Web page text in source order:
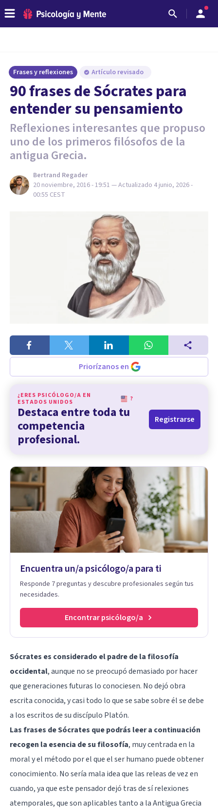
Frases y reflexiones Artículo revisado
90 frases de Sócrates para
entender su pensamiento
Reflexiones interesantes que propuso
uno de los primeros filósofos de la
antigua Grecia.
Bertrand Regader
20 noviembre, 2016 - 19:51 — Actualizado 4 junio, 2026 -
00:55 CEST
Priorízanos en
¿ERES PSICÓLOGO/A EN
ESTADOS UNIDOS
?
Destaca entre toda tu
competencia
profesional.
Registrarse
Encuentra un/a psicólogo/a para ti
Responde 7 preguntas y descubre profesionales según tus
necesidades.
Encontrar psicólogo/a
Sócrates es considerado el padre de la filosofía
occidental, aunque no se preocupó demasiado por hacer
que generaciones futuras lo conociesen. No dejó obra
escrita conocida, y casi todo lo que se sabe sobre él se debe
a los escritos de su discípulo Platón.
Las frases de Sócrates que podrás leer a continuación
recogen la esencia de su filosofía, muy centrada en la
moral y el método por el que el ser humano puede obtener
conocimiento. No sería mala idea que las releas de vez en
cuando, ya que este pensador dejó tras de sí relexiones
atemporales, que son aplicables tanto a la Antigua Grecia